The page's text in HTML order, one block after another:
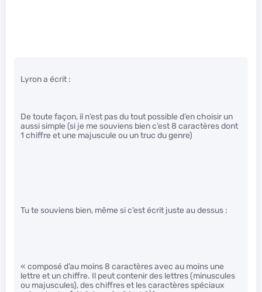
Lyron a écrit :
De toute façon, il n’est pas du tout possible d’en choisir un
aussi simple (si je me souviens bien c’est 8 caractères dont
1 chiffre et une majuscule ou un truc du genre)
Tu te souviens bien, même si c’est écrit juste au dessus :
« composé d’au moins 8 caractères avec au moins une
lettre et un chiffre. Il peut contenir des lettres (minuscules
ou majuscules), des chiffres et les caractères spéciaux